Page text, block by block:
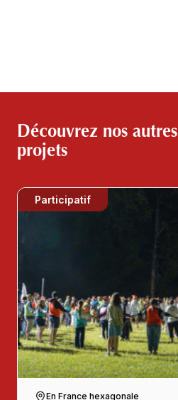
Découvrez nos autres
projets
Participatif
En France hexagonale